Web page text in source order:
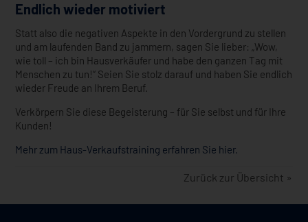
Endlich wieder motiviert
Statt also die negativen Aspekte in den Vordergrund zu stellen
und am laufenden Band zu jammern, sagen Sie lieber: „Wow,
wie toll – ich bin Hausverkäufer und habe den ganzen Tag mit
Menschen zu tun!“ Seien Sie stolz darauf und haben Sie endlich
wieder Freude an Ihrem Beruf.
Verkörpern Sie diese Begeisterung – für Sie selbst und für Ihre
Kunden!
Mehr zum Haus-Verkaufstraining erfahren Sie hier.
Zurück zur Übersicht »